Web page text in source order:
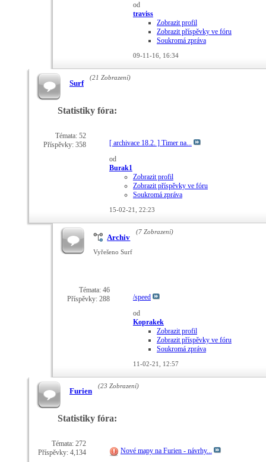
od
traviss
Zobrazit profil
Zobrazit příspěvky ve fóru
Soukromá zpráva
09-11-16, 16:34
Surf
(21 Zobrazení)
Statistiky fóra:
Témata: 52
Příspěvky: 358
[ archivace 18.2. ] Timer na...
od
Burak1
Zobrazit profil
Zobrazit příspěvky ve fóru
Soukromá zpráva
15-02-21, 22:23
Archiv
(7 Zobrazení)
Vyřešeno Surf
Témata: 46
Příspěvky: 288
/speed
od
Koprakek
Zobrazit profil
Zobrazit příspěvky ve fóru
Soukromá zpráva
11-02-21, 12:57
Furien
(23 Zobrazení)
Statistiky fóra:
Témata: 272
Příspěvky: 4,134
Nové mapy na Furien - návrhy...